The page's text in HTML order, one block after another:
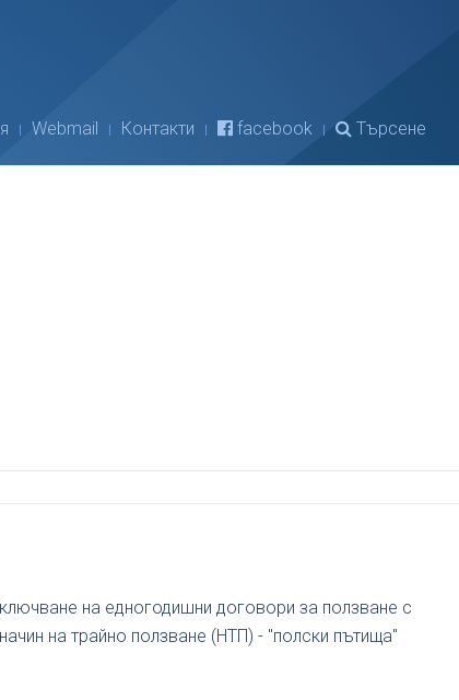
Webmail Контакти facebook Търсене
на едногодишни договори за ползване с
на трайно ползване (НТП) - "полски пътища"